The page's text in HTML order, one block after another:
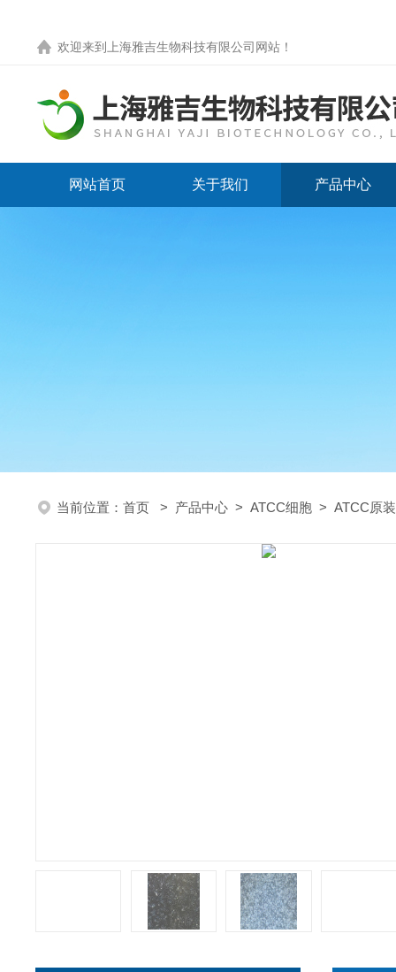
欢迎来到 上海雅吉生物科技有限公司网站 ！
网站首页 关于我们 产品中心
当前位置： 首页 > 产品中心 > ATCC细胞 > ATCC原